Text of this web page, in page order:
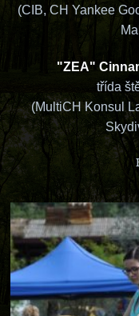
(CIB, CH Yankee
"ZEA"
třída
(MultiCH Konsul